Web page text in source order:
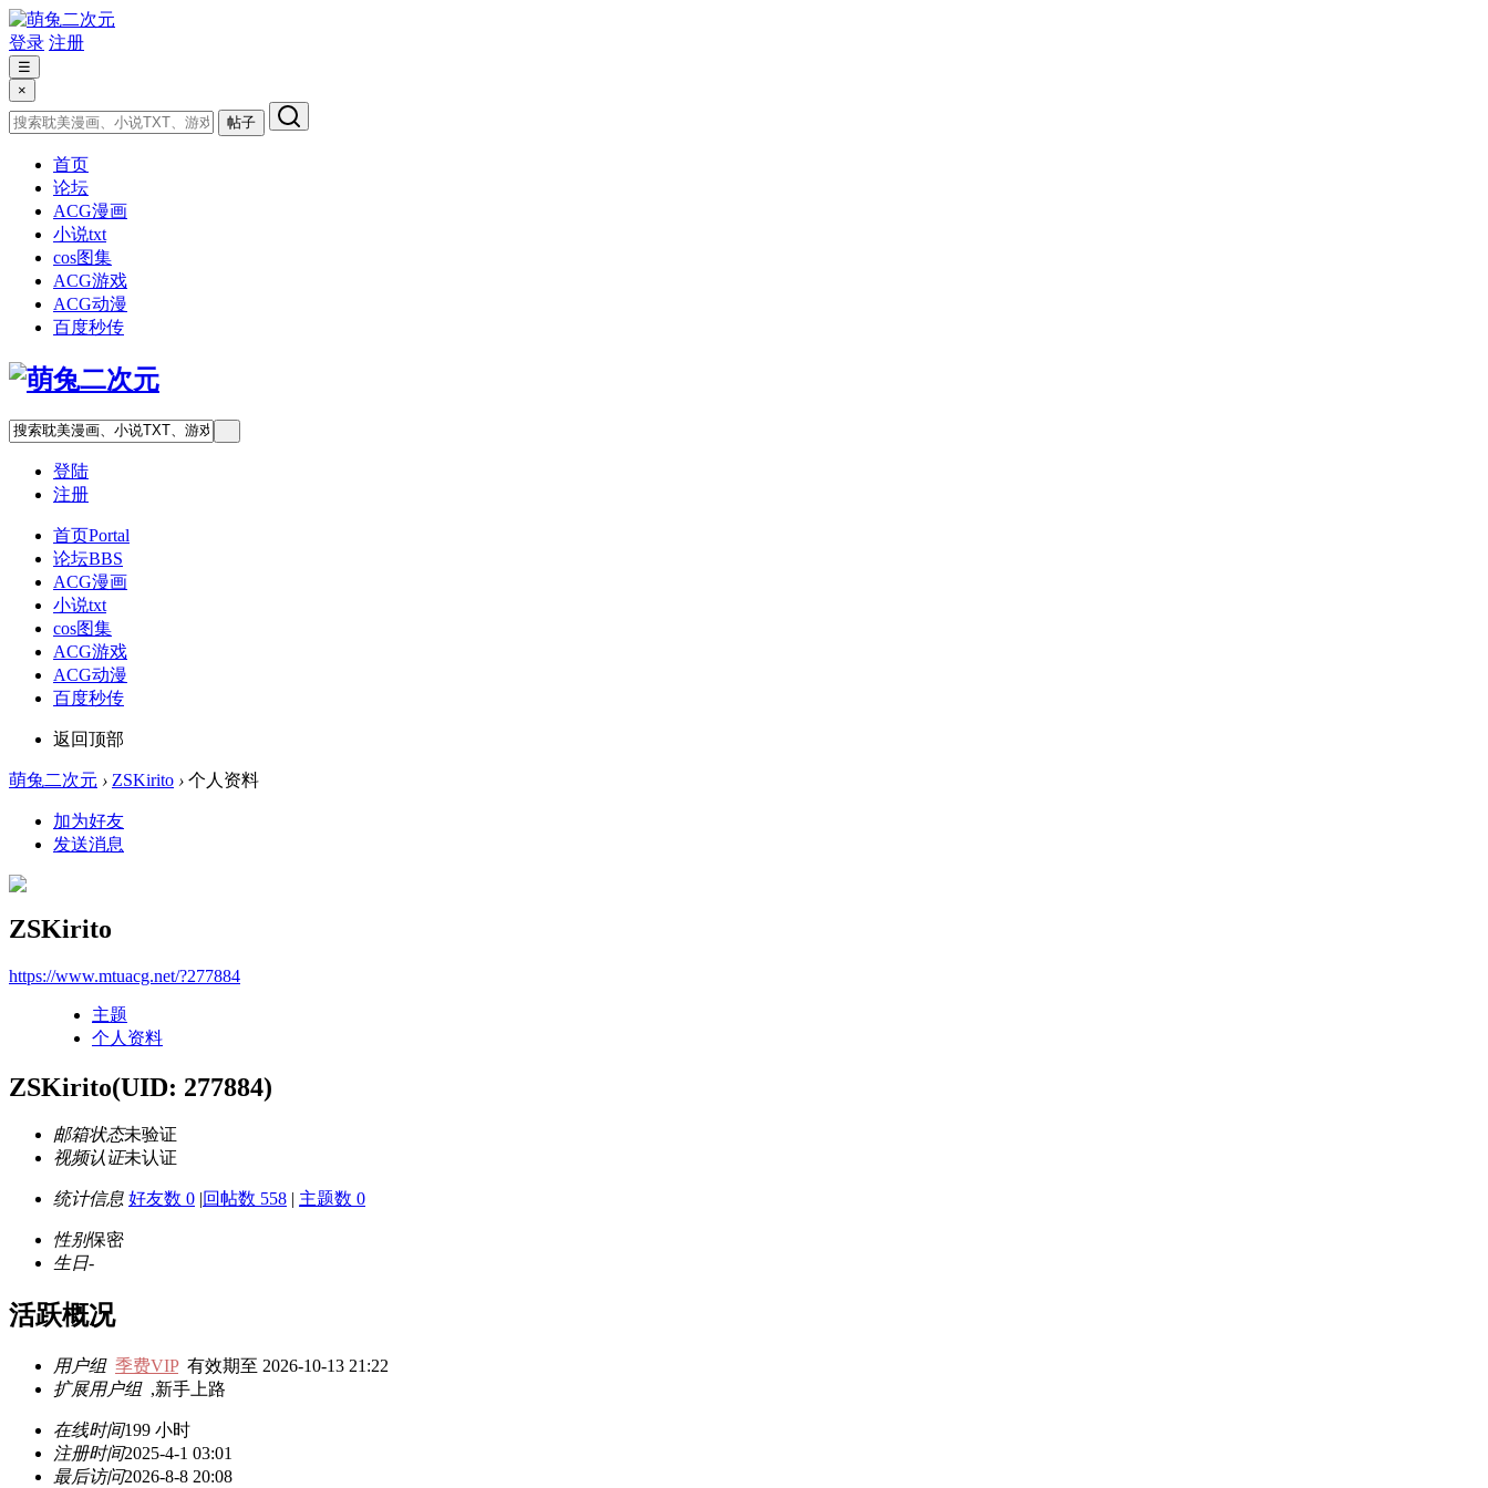
登录 注册
☰
×
帖子
首页
论坛
ACG漫画
小说txt
cos图集
ACG游戏
ACG动漫
百度秒传
登陆
注册
首页Portal
论坛BBS
ACG漫画
小说txt
cos图集
ACG游戏
ACG动漫
百度秒传
返回顶部
萌兔二次元 › ZSKirito › 个人资料
加为好友
发送消息
ZSKirito
https://www.mtuacg.net/?277884
主题
个人资料
ZSKirito(UID: 277884)
邮箱状态未验证
视频认证未认证
统计信息 好友数 0 |回帖数 558 | 主题数 0
性别保密
生日-
活跃概况
用户组 季费VIP有效期至 2026-10-13 21:22
扩展用户组 ,新手上路
在线时间199 小时
注册时间2025-4-1 03:01
最后访问2026-8-8 20:08